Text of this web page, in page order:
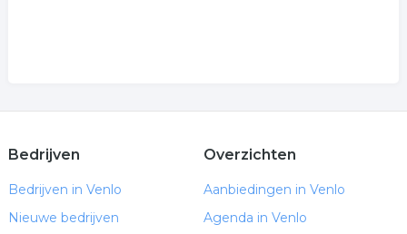
Bedrijven
Bedrijven in Venlo
Nieuwe bedrijven
Overzichten
Aanbiedingen in Venlo
Agenda in Venlo